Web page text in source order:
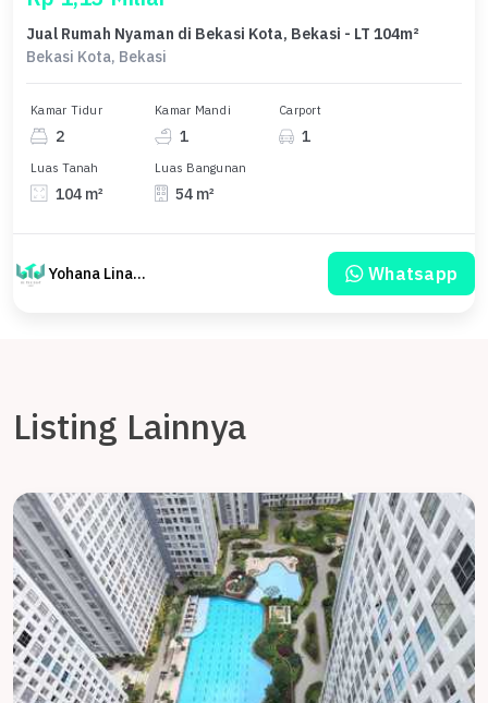
Jual Rumah Nyaman di Bekasi Kota, Bekasi - LT 104m²
Bekasi Kota, Bekasi
Kamar Tidur
2
Kamar Mandi
1
Carport
1
Luas Tanah
104 m²
Luas Bangunan
54 m²
Yohana Linawati Sutanto Whatsapp
Listing Lainnya